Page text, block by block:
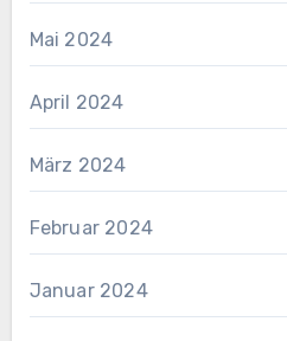
Mai 2024
April 2024
März 2024
Februar 2024
Januar 2024